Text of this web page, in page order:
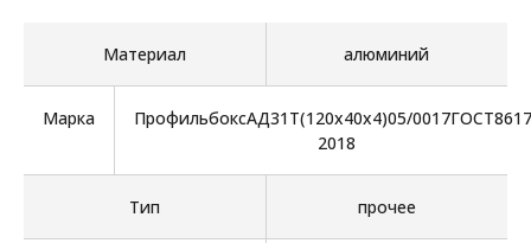
Материал алюминий
Марка
ПрофильбоксАД31Т(120х40х4)05/
2018
Тип прочее